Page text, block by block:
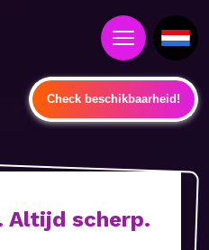
Check beschikbaarheid!
Altijd scherp.